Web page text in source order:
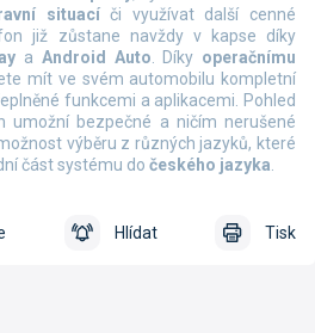
situacíči využívat další cenné
již zůstane navždy v kapse díky
a Android Auto. Díky operačnímu
mít ve svém automobilu kompletní
funkcemi a aplikacemi. Pohled
umožní bezpečné a ničím nerušené
výběru z různých jazyků, které
část systému do českého jazyka.
Tisk
Hlídat